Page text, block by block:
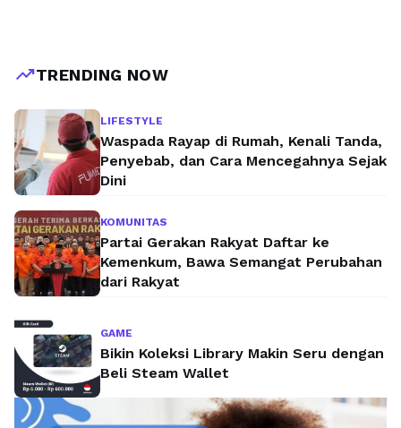
trending_upTRENDING NOW
LIFESTYLE
Waspada Rayap di Rumah, Kenali Tanda,
Penyebab, dan Cara Mencegahnya Sejak
Dini
KOMUNITAS
Partai Gerakan Rakyat Daftar ke
Kemenkum, Bawa Semangat Perubahan
dari Rakyat
GAME
Bikin Koleksi Library Makin Seru dengan
Beli Steam Wallet